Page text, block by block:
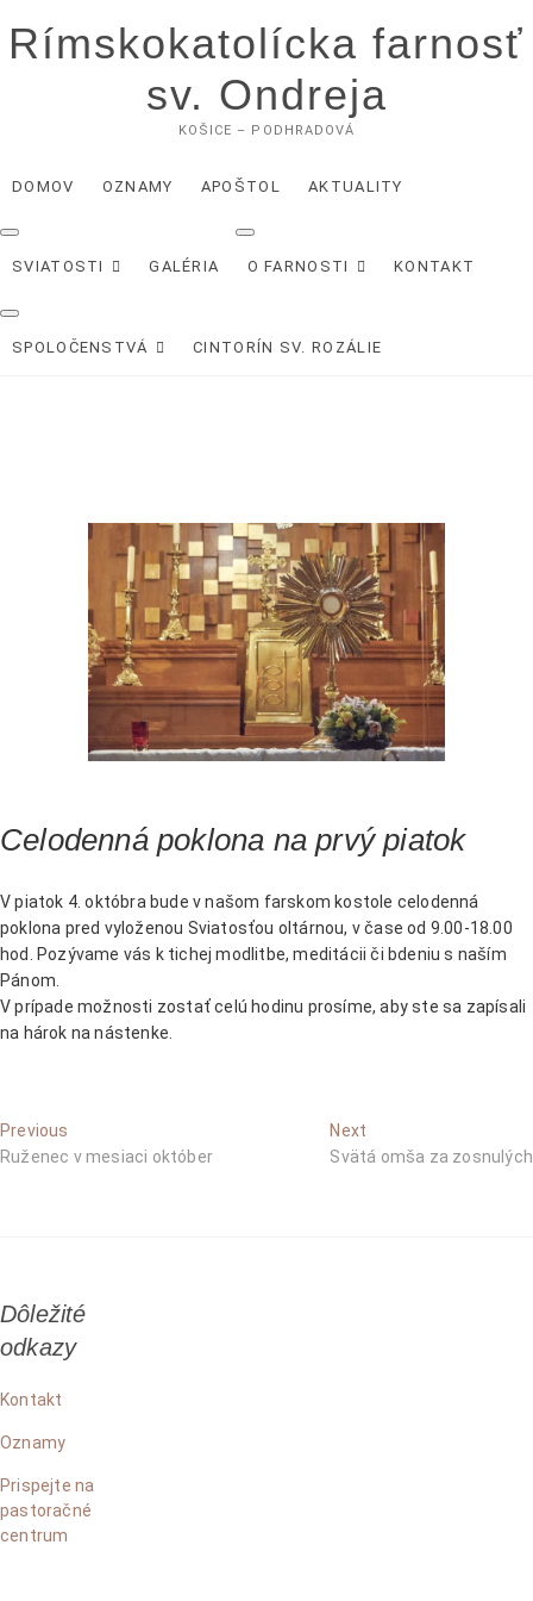
to
content
Rímskokatolícka farnosť
sv. Ondreja
KOŠICE – PODHRADOVÁ
DOMOV OZNAMY APOŠTOL AKTUALITY
SVIATOSTI GALÉRIA O FARNOSTI KONTAKT
SPOLOČENSTVÁ CINTORÍN SV. ROZÁLIE
Celodenná poklona na prvý piatok
V piatok 4. októbra bude v našom farskom kostole celodenná
poklona pred vyloženou Sviatosťou oltárnou, v čase od 9.00-18.00
hod. Pozývame vás k tichej modlitbe, meditácii či bdeniu s naším
Pánom.
V prípade možnosti zostať celú hodinu prosíme, aby ste sa zapísali
na hárok na nástenke.
Navigácia
v
Previous
post:
Ruženec v mesiaci október
Next
post:
Svätá omša za zosnulých
Dôležité
odkazy
Kontakt
Oznamy
Prispejte na
pastoračné
centrum